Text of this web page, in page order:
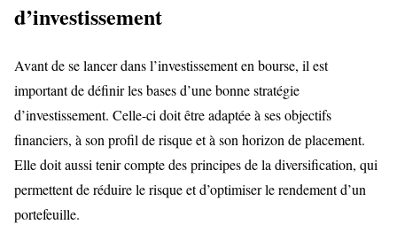
d’investissement
Avant de se lancer dans l’investissement en bourse, il est
important de définir les bases d’une bonne stratégie
d’investissement. Celle-ci doit être adaptée à ses objectifs
financiers, à son profil de risque et à son horizon de placement.
Elle doit aussi tenir compte des principes de la diversification, qui
permettent de réduire le risque et d’optimiser le rendement d’un
portefeuille.